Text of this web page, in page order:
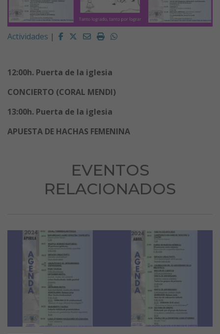
Actividades | Facebook
Twitter
EmailImprimirWhatsapp
12:00h. Puerta de la iglesia
CONCIERTO (CORAL MENDI)
13:00h. Puerta de la iglesia
APUESTA DE HACHAS FEMENINA
EVENTOS
RELACIONADOS